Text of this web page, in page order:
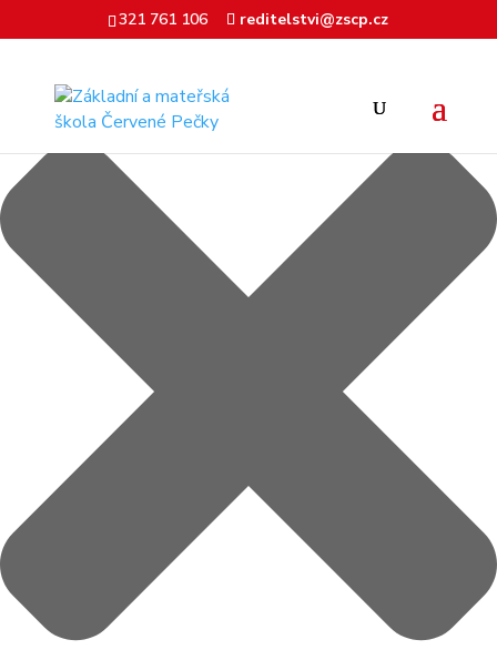
Spravovat Souhlas321 761 106 reditelstvi@zscp.cz